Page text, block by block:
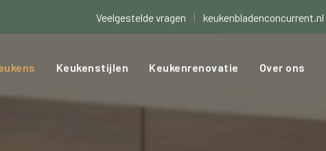
Veelgestelde vragen keukenbladenconcurrent.nl
Keukenstijlen Keukenrenovatie Over ons